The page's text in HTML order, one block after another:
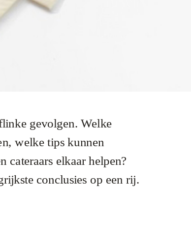
gevolgen. Welke
welke tips kunnen
cateraars elkaar helpen?
conclusies op een rij.